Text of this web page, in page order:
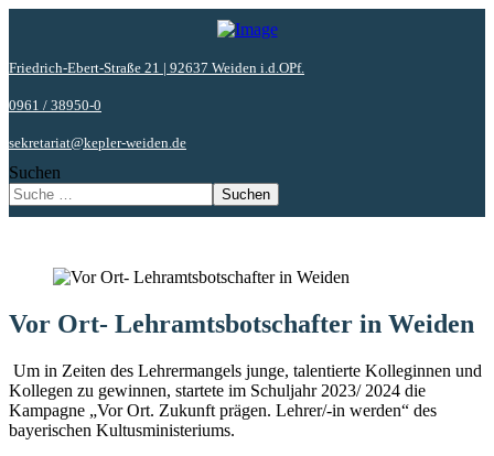
Friedrich-Ebert-Straße 21 | 92637 Weiden i.d.OPf.
0961 / 38950-0
sekretariat@kepler-weiden.de
Suchen
Suchen
Vor Ort- Lehramtsbotschafter in Weiden
Um in Zeiten des Lehrermangels junge, talentierte Kolleginnen und
Kollegen zu gewinnen, startete im Schuljahr 2023/ 2024 die
Kampagne „Vor Ort. Zukunft prägen. Lehrer/-in werden“ des
bayerischen Kultusministeriums.